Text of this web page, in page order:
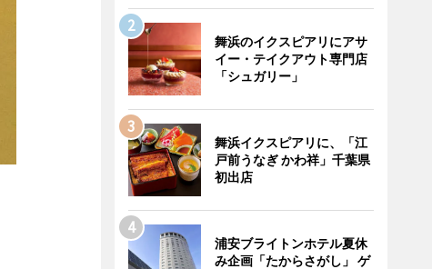
舞浜のイクスピアリにアサ
イー・テイクアウト専門店
「シュガリー」
舞浜イクスピアリに、「江
戸前うなぎ かわ祥」千葉県
初出店
浦安ブライトンホテル夏休
み企画「たからさがし」 ゲ